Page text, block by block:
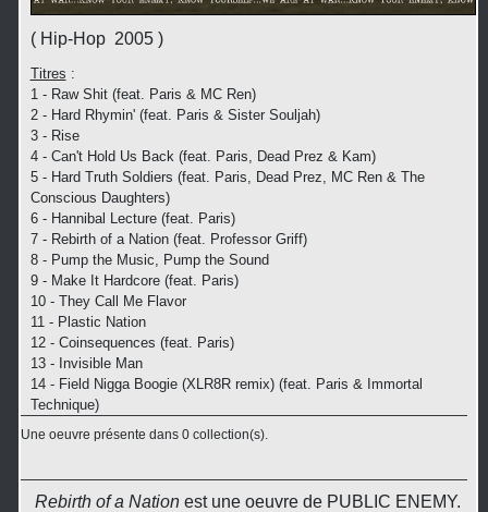
( Hip-Hop 2005 )
Titres :
1 - Raw Shit (feat. Paris & MC Ren)
2 - Hard Rhymin' (feat. Paris & Sister Souljah)
3 - Rise
4 - Can't Hold Us Back (feat. Paris, Dead Prez & Kam)
5 - Hard Truth Soldiers (feat. Paris, Dead Prez, MC Ren & The
Conscious Daughters)
6 - Hannibal Lecture (feat. Paris)
7 - Rebirth of a Nation (feat. Professor Griff)
8 - Pump the Music, Pump the Sound
9 - Make It Hardcore (feat. Paris)
10 - They Call Me Flavor
11 - Plastic Nation
12 - Coinsequences (feat. Paris)
13 - Invisible Man
14 - Field Nigga Boogie (XLR8R remix) (feat. Paris & Immortal
Technique)
Une oeuvre présente dans 0 collection(s).
Rebirth of a Nationest une oeuvre de PUBLIC ENEMY.